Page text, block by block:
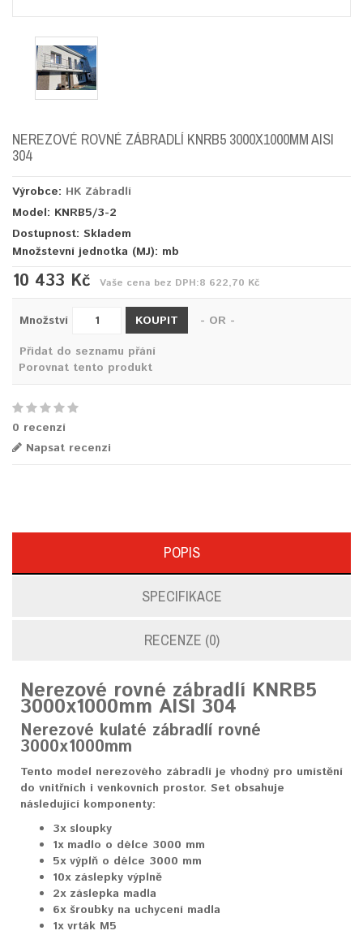
NEREZOVÉ ROVNÉ ZÁBRADLÍ KNRB5 3000X1000MM AISI
304
Výrobce: HK Zábradlí
Model: KNRB5/3-2
Dostupnost: Skladem
Množstevní jednotka (MJ): mb
10 433 Kč Vaše cena bez DPH:8 622,70 Kč
Množství KOUPIT
- OR -
Přidat do seznamu přání
Porovnat tento produkt
0 recenzí
Napsat recenzi
POPIS
SPECIFIKACE
RECENZE (0)
Nerezové rovné zábradlí KNRB5
3000x1000mm AISI 304
Nerezové kulaté zábradlí rovné
3000x1000mm
Tento model nerezového zábradlí je vhodný pro umístění
do vnitřních i venkovních prostor. Set obsahuje
následující komponenty:
3x sloupky
1x madlo o délce 3000 mm
5x výplň o délce 3000 mm
10x záslepky výplně
2x záslepka madla
6x šroubky na uchycení madla
1x vrták M5